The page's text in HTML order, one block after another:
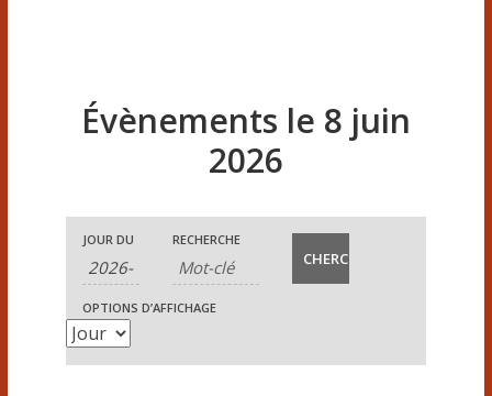
Évènements le 8 juin
2026
h
e
R
e
c
h
JOUR DU RECHERCHE
N
a
v
OPTIONS D’AFFICHAGE